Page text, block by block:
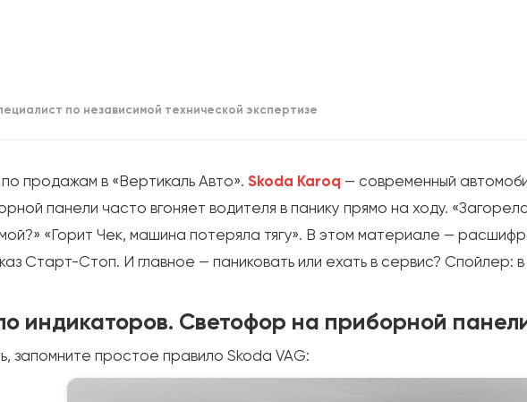
по независимой технической экспертизе
продажам в «Вертикаль Авто». Skoda Karoq — современный
панели часто вгоняет водителя в панику прямо на ходу.
«Горит Чек, машина потеряла тягу». В этом материале —
Старт-Стоп. И главное — паниковать или ехать в сервис? Спойлер:
индикаторов. Светофор на приборной
запомните простое правило Skoda VAG: